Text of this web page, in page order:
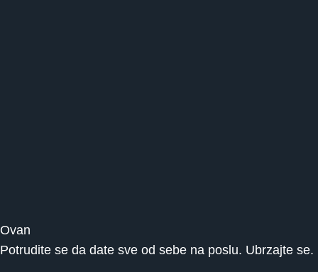
Ovan
Potrudite se da date sve od sebe na poslu. Ubrzajte